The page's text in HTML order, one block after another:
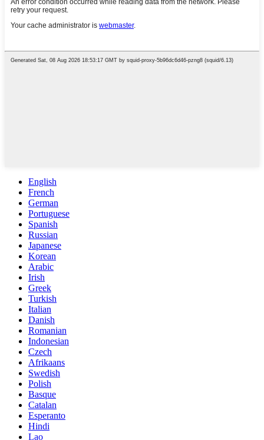
English
French
German
Portuguese
Spanish
Russian
Japanese
Korean
Arabic
Irish
Greek
Turkish
Italian
Danish
Romanian
Indonesian
Czech
Afrikaans
Swedish
Polish
Basque
Catalan
Esperanto
Hindi
Lao